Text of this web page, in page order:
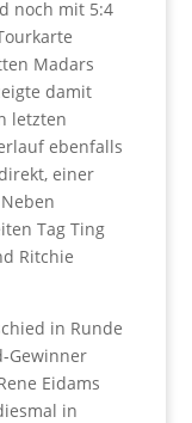
noch mit 5:4
Madars
damit
letzten
ebenfalls
einer
Tag Ting
Ritchie
in Runde
Gewinner
Eidams
in